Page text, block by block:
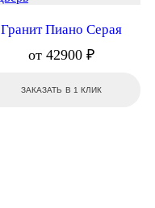
Гранит Пиано Серая
от 42900 ₽
ЗАКАЗАТЬ В 1 КЛИК